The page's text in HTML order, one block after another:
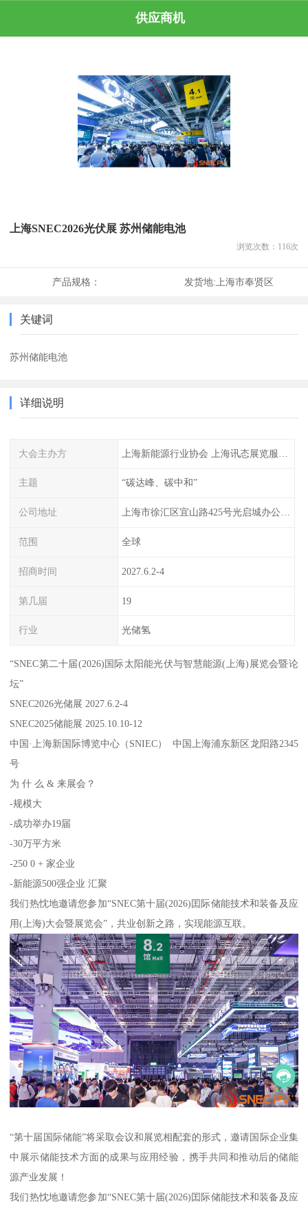
供应商机
上海SNEC2026光伏展 苏州储能电池
浏览次数： 116次
产品规格： 发货地:上海市奉贤区
关键词
苏州储能电池
详细说明
大会主办方
主题 “碳达峰、碳中和”
公司地址 上海市徐汇区宜山路425号光启城办公楼905-907室
范围 全球
招商时间 2027.6.2-4
第几届 19
行业 光储氢
“SNEC第二十届(2026)国际太阳能光伏与智慧能源(上海)展览会暨论
坛”
SNEC2026光储展 2027.6.2-4
SNEC2025储能展 2025.10.10-12
中国·上海新国际博览中心（SNIEC） 中国上海浦东新区龙阳路2345
号
为 什 么 & 来展会？
-规模大
-成功举办19届
-30万平方米
-250 0 + 家企业
-新能源500强企业 汇聚
我们热忱地邀请您参加“SNEC第十届(2026)囯际储能技术和装备及应
用(上海)大会暨展览会”，共业创新之路，实现能源互联。
“第十届国际储能”将采取会议和展览相配套的形式，邀请国际企业集
中展示储能技术方面的成果与应用经验，携手共同和推动后的储能
源产业发展！
我们热忱地邀请您参加“SNEC第十届(2026)囯际储能技术和装备及应